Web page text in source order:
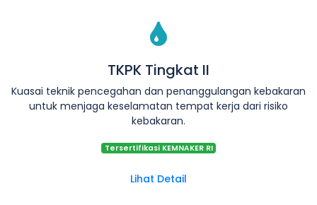
TKPK Tingkat II
Kuasai teknik pencegahan dan penanggulangan kebakaran
untuk menjaga keselamatan tempat kerja dari risiko
kebakaran.
Tersertifikasi KEMNAKER RI
Lihat Detail